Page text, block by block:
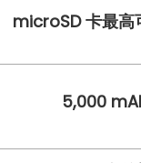
microSD 卡最高
5,000